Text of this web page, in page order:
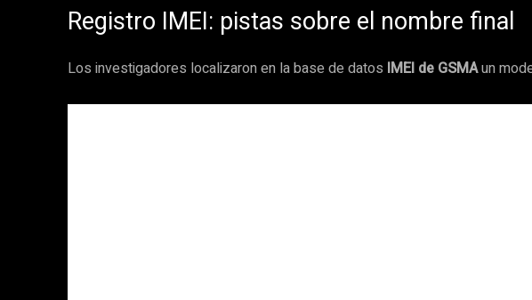
Registro IMEI: pistas sobre el nombre final
Los investigadores localizaron en la base de datos IMEI de GSMAun